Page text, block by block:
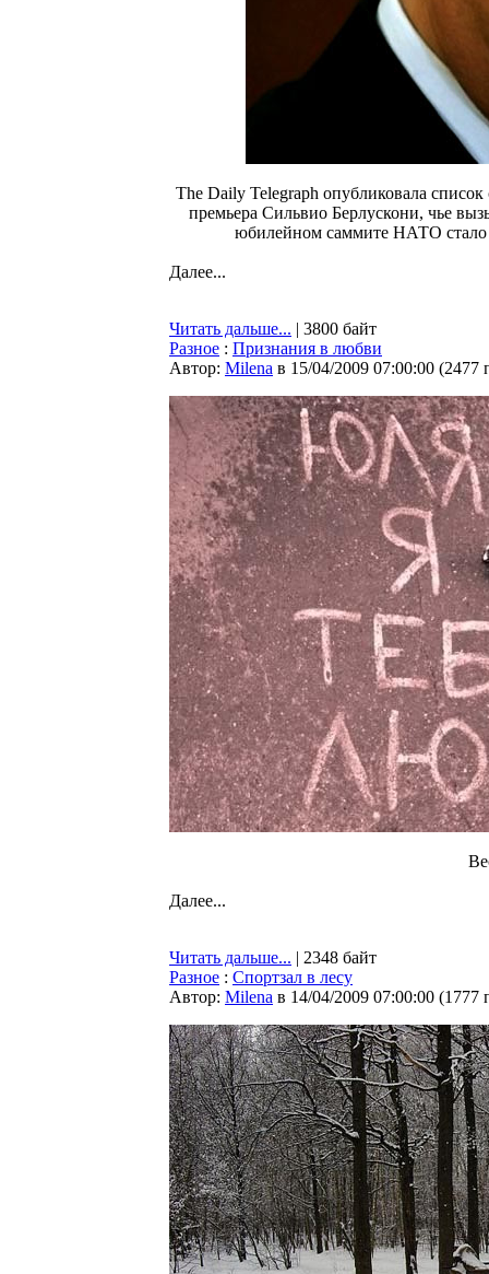
The Daily Telegraph опубликовала
премьера Сильвио Берлускони, чье
юбилейном саммите НАТО стало
Далее...
Читать дальше... | 3800 байт
Разное : Признания в любви
Автор: Milena в 15/04/2009 07:00:00 (2477
Далее...
Читать дальше... | 2348 байт
Разное : Спортзал в лесу
Автор: Milena в 14/04/2009 07:00:00 (1777